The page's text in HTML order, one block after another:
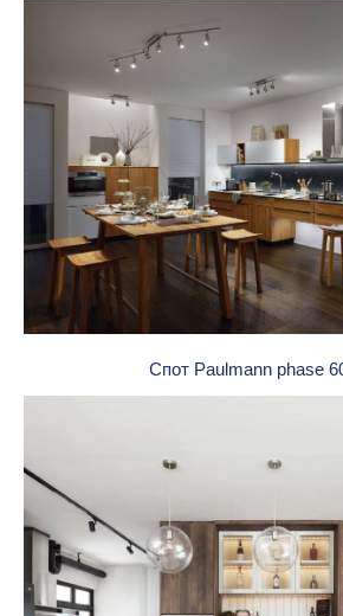
Спот Paulmann phase